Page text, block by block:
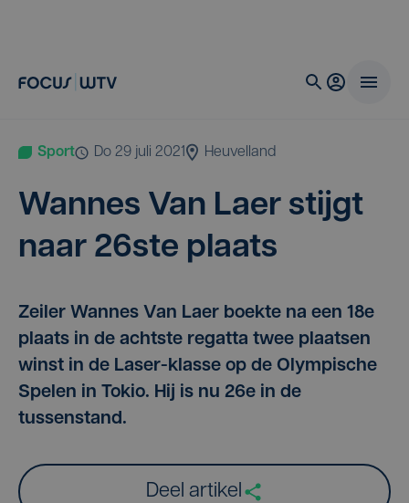
Sport do 29 juli 2021 Heuvelland
Wan­nes Van Laer stijgt
naar 26ste plaats
Zeiler Wannes Van Laer boekte na een 18e
plaats in de achtste regatta twee plaatsen
winst in de Laser-klasse op de Olympische
Spelen in Tokio. Hij is nu 26e in de
tussenstand.
Deel artikel